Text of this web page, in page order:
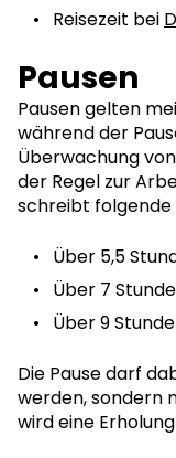
Reisezeit bei
Pausen
Pausen gelten
während der
Überwachung
der Regel zur
schreibt folgende
Über 5,5
Über 7
Über 9
Die Pause darf
werden, sondern
wird eine